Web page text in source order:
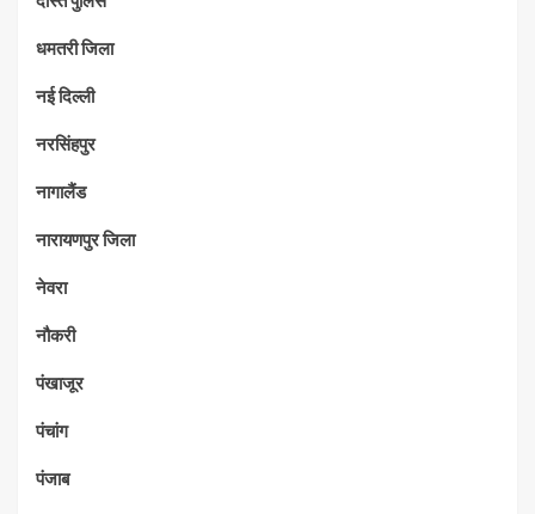
धमतरी जिला
नई दिल्ली
नरसिंहपुर
नागालैंड
नारायणपुर जिला
नेवरा
नौकरी
पंखाजूर
पंचांग
पंजाब